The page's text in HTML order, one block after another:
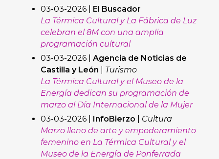
03-03-2026 | El Buscador
La Térmica Cultural y La Fábrica de Luz
celebran el 8M con una amplia
programación cultural
03-03-2026 |Agencia de Noticias de
Castilla y León
Turismo
La Térmica Cultural y el Museo de la
Energía dedican su programación de
marzo al Día Internacional de la Mujer
03-03-2026 | InfoBierzo
Cultura
Marzo lleno de arte y empoderamiento
femenino en La Térmica Cultural y el
Museo de la Energía de Ponferrada